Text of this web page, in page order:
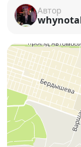
летнего
🎲 В 12:00 на
фестиваль
Гостей ждут
детства и
🎭 В 14:00 в
«Оскар»от
театральной
Автор